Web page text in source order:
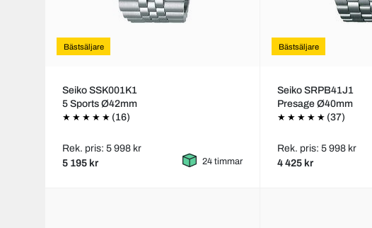
Bästsäljare
Seiko SSK001K1
5 Sports Ø42mm
(16)
Rek. pris: 5 998 kr
5 195 kr 24 timmar
Bästsäljare
Seiko SRPB41J1
Presage Ø40mm
(37)
Rek. pris: 5 998 kr
4 425 kr